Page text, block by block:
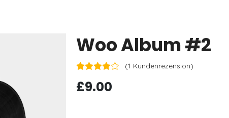
Woo Album #2
mit4.00
(1 Kundenrezension)
£9.00